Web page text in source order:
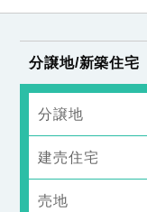
分譲地/新築住宅
分譲地
建売住宅
売地